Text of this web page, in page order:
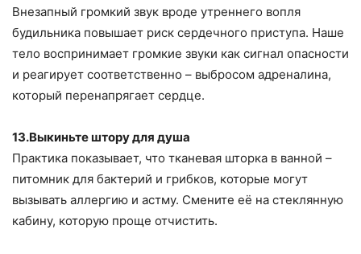
Внезапный громкий звук вроде утреннего вопля
будильника повышает риск сердечного приступа. Наше
тело воспринимает громкие звуки как сигнал опасности
и реагирует соответственно – выбросом адреналина,
который перенапрягает сердце.
13.Выкиньте штору для душа
Практика показывает, что тканевая шторка в ванной –
питомник для бактерий и грибков, которые могут
вызывать аллергию и астму. Смените её на стеклянную
кабину, которую проще отчистить.